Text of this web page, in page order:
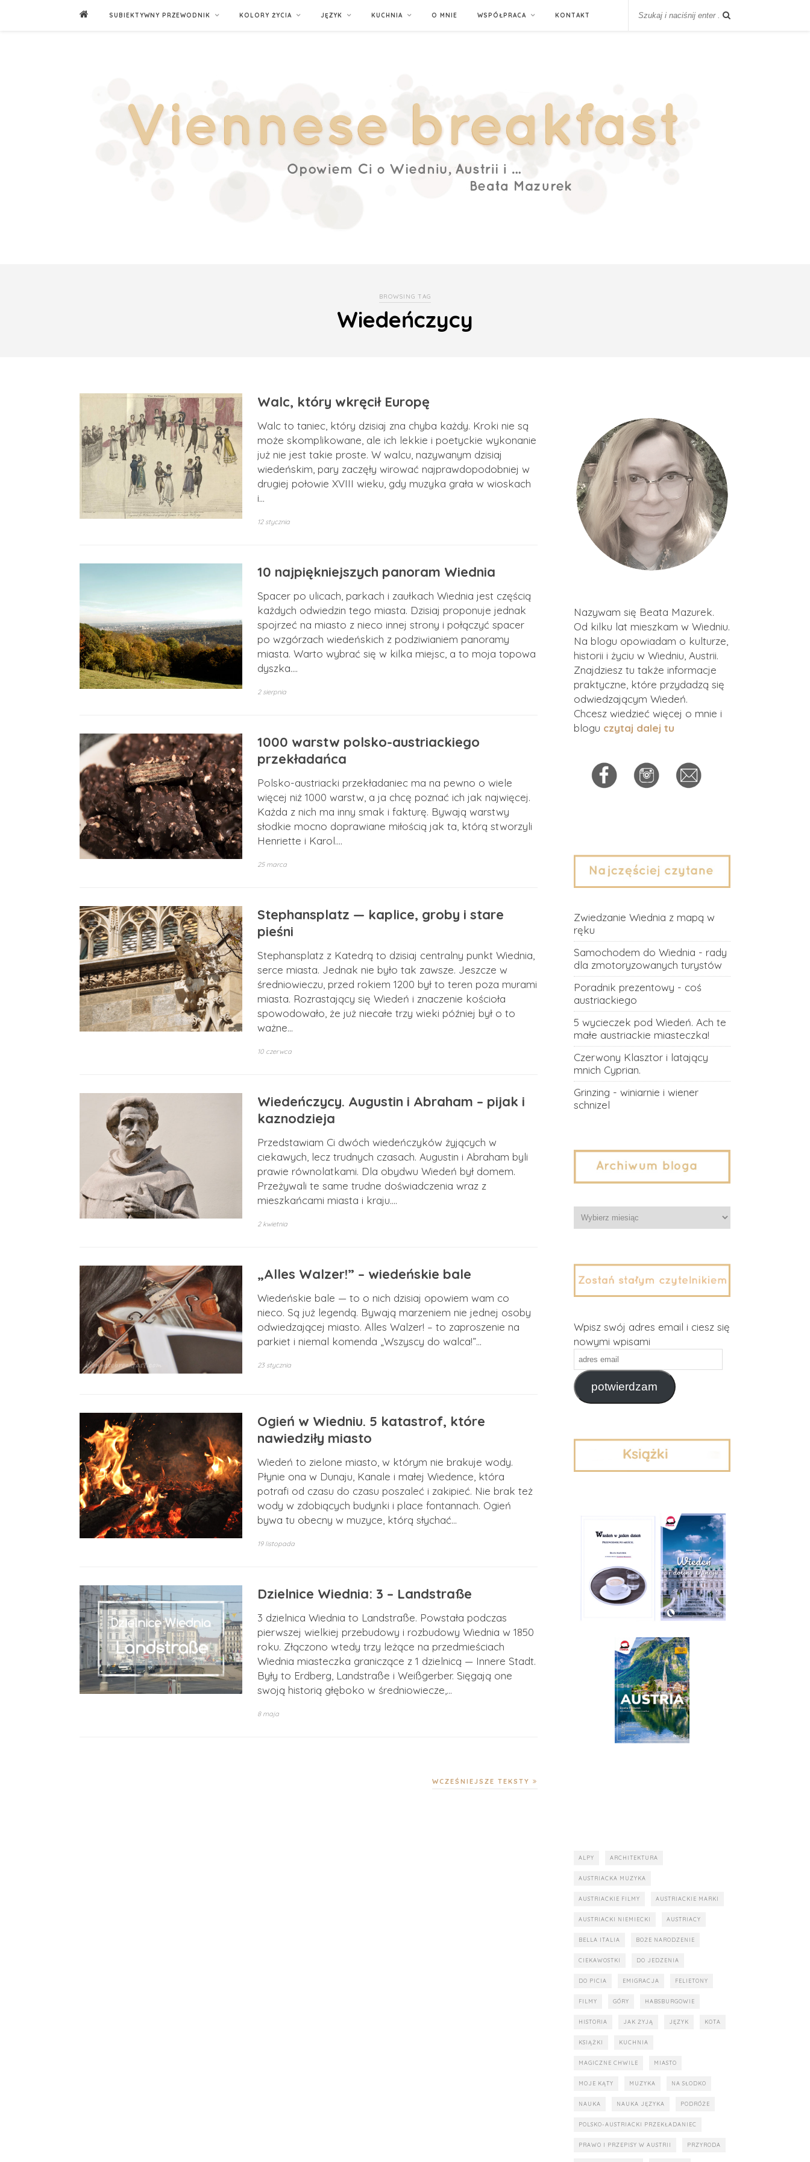
SUBIEKTYWNY PRZEWODNIK KOLORY ŻYCIA JĘZYK KUCHNIA O MNIE WSPÓŁPRACA KONTAKT
BROWSING TAG
Wiedeńczycy
Walc, który wkręcił Europę
Walc to taniec, który dzisiaj zna chyba każdy. Kroki nie są
może skomplikowane, ale ich lekkie i poetyckie wykonanie
już nie jest takie proste. W walcu, nazywanym dzisiaj
wiedeńskim, pary zaczęły wirować najprawdopodobniej w
drugiej połowie XVIII wieku, gdy muzyka grała w wioskach
i…
12 stycznia
10 najpiękniejszych panoram Wiednia
Spacer po ulicach, parkach i zaułkach Wiednia jest częścią
każdych odwiedzin tego miasta. Dzisiaj proponuje jednak
spojrzeć na miasto z nieco innej strony i połączyć spacer
po wzgórzach wiedeńskich z podziwianiem panoramy
miasta. Warto wybrać się w kilka miejsc, a to moja topowa
dyszka.…
2 sierpnia
1000 warstw polsko-austriackiego
przekładańca
Polsko-austriacki przekładaniec ma na pewno o wiele
więcej niż 1000 warstw, a ja chcę poznać ich jak najwięcej.
Każda z nich ma inny smak i fakturę. Bywają warstwy
słodkie mocno doprawiane miłością jak ta, którą stworzyli
Henriette i Karol.…
25 marca
Stephansplatz — kaplice, groby i stare
pieśni
Stephansplatz z Katedrą to dzisiaj centralny punkt Wiednia,
serce miasta. Jednak nie było tak zawsze. Jeszcze w
średniowieczu, przed rokiem 1200 był to teren poza murami
miasta. Rozrastający się Wiedeń i znaczenie kościoła
spowodowało, że już niecałe trzy wieki później był o to
ważne…
10 czerwca
Wiedeńczycy. Augustin i Abraham – pijak i
kaznodzieja
Przedstawiam Ci dwóch wiedeńczyków żyjących w
ciekawych, lecz trudnych czasach. Augustin i Abraham byli
prawie równolatkami. Dla obydwu Wiedeń był domem.
Przeżywali te same trudne doświadczenia wraz z
mieszkańcami miasta i kraju.…
2 kwietnia
„Alles Walzer!” – wiedeńskie bale
Wiedeńskie bale — to o nich dzisiaj opowiem wam co
nieco. Są już legendą. Bywają marzeniem nie jednej osoby
odwiedzającej miasto. Alles Walzer! – to zaproszenie na
parkiet i niemal komenda „Wszyscy do walca!”…
23 stycznia
Ogień w Wiedniu. 5 katastrof, które
nawiedziły miasto
Wiedeń to zielone miasto, w którym nie brakuje wody.
Płynie ona w Dunaju, Kanale i małej Wiedence, która
potrafi od czasu do czasu poszaleć i zakipieć. Nie brak też
wody w zdobiących budynki i place fontannach. Ogień
bywa tu obecny w muzyce, którą słychać…
19 listopada
Dzielnice Wiednia: 3 – Landstraße
3 dzielnica Wiednia to Landstraße. Powstała podczas
pierwszej wielkiej przebudowy i rozbudowy Wiednia w 1850
roku. Złączono wtedy trzy leżące na przedmieściach
Wiednia miasteczka graniczące z 1 dzielnicą — Innere Stadt.
Były to Erdberg, Landstraße i Weißgerber. Sięgają one
swoją historią głęboko w średniowiecze,…
8 maja
WCZEŚNIEJSZE TEKSTY
Nazywam się Beata Mazurek.
Od kilku lat mieszkam w Wiedniu.
Na blogu opowiadam o kulturze,
historii i życiu w Wiedniu, Austrii.
Znajdziesz tu także informacje
praktyczne, które przydadzą się
odwiedzającym Wiedeń.
Chcesz wiedzieć więcej o mnie i
blogu czytaj dalej tu
Zwiedzanie Wiednia z mapą w
ręku
Samochodem do Wiednia - rady
dla zmotoryzowanych turystów
Poradnik prezentowy - coś
austriackiego
5 wycieczek pod Wiedeń. Ach te
małe austriackie miasteczka!
Czerwony Klasztor i latający
mnich Cyprian.
Grinzing - winiarnie i wiener
schnizel
Archiwa
Wpisz swój adres email i ciesz się
nowymi wpisami
adres
email
potwierdzam
ALPY ARCHITEKTURA
AUSTRIACKA MUZYKA
AUSTRIACKIE FILMY AUSTRIACKIE MARKI
AUSTRIACKI NIEMIECKI AUSTRIACY
BELLA ITALIA BOŻE NARODZENIE
CIEKAWOSTKI DO JEDZENIA
DO PICIA EMIGRACJA FELIETONY
FILMY GÓRY HABSBURGOWIE
HISTORIA JAK ŻYJĄ JĘZYK KOTA
KSIĄŻKI KUCHNIA
MAGICZNE CHWILE MIASTO
MOJE KĄTY MUZYKA NA SŁODKO
NAUKA NAUKA JĘZYKA PODRÓŻE
POLSKO-AUSTRIACKI PRZEKŁADANIEC
PRAWO I PRZEPISY W AUSTRII PRZYRODA